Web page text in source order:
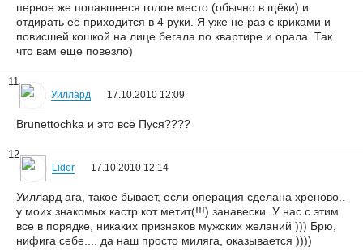
первое же попавшееся голое место (обычно в щёки) и
отдирать её приходится в 4 руки. Я уже не раз с криками и
повисшей кошкой на лице бегала по квартире и орала. Так
что вам еще повезло)
11
Уиллард 17.10.2010 12:09
Brunettochka и это всё Пуся????
12
Lider 17.10.2010 12:14
Уиллард ага, такое бывает, если операция сделана хреново..
у моих знакомых кастр.кот метит(!!!) занавески. У нас с этим
все в порядке, никаких признаков мужских желаний ))) Брю,
нифига себе.... да наш просто миляга, оказывается ))))